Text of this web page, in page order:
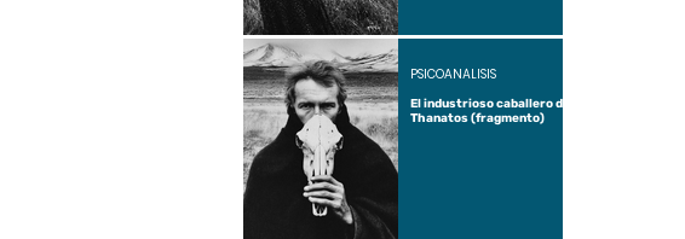
El industrioso caballero de
Thanatos (fragmento)
PSICOANÁLISIS